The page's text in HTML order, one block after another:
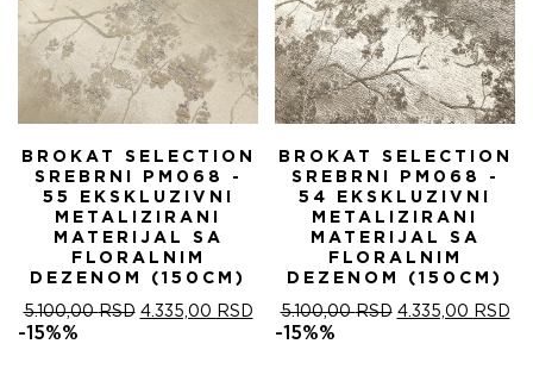
BROKAT SELECTION
SREBRNI PM068 -
55 EKSKLUZIVNI
METALIZIRANI
MATERIJAL SA
FLORALNIM
DEZENOM (150CM)
5.100,00RSD ОРИГИНАЛНА
4.335,00 RSDТРЕНУТНА
ЦЕНА
-15%%
BROKAT SELECTION
SREBRNI PM068 -
54 EKSKLUZIVNI
METALIZIRANI
MATERIJAL SA
FLORALNIM
DEZENOM (150CM)
5.100,00RSD ОРИГИНАЛНА
4.335,00 RSD
-15%%